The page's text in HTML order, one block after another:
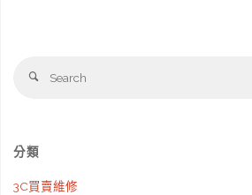
Search
分類
3C買賣維修